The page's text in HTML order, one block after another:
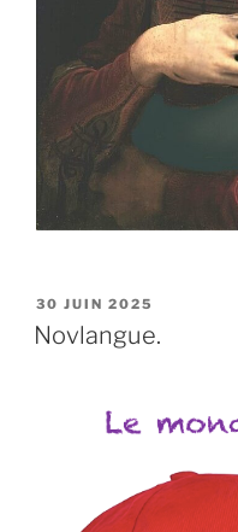
PUBLIÉ
LE
30 JUIN 2025
Novlangue.